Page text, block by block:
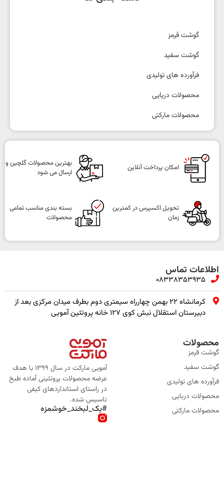
گوشت قرمز
گوشت سفید
فرآورده های تولیدی
محصولات دریایی
محصولات مارکتی
امکان پرداخت آنلاین
بهترین محصولات گلچین و
ارسال می شود
تحویل اکسپرس در کمترین
زمان
بسته بندی مناسب تمامی
محصولات
اطلاعات تماس
08338353935
کرمانشاه ۲۲ بهمن چهارراه سیمتری دوم بطرف میدان مرکزی بعد از
دبیرستان استقلال نبش کوی ۱۲۷ خانه پروتئین آمویی
محصولات
گوشت قرمز
گوشت سفید
فرآورده های تولیدی
محصولات دریایی
محصولات مارکتی
آمویی مارکت در سال 1399 با هدف
عرضه محصولات پروتئینی آماده طبخ
در راستای استانداردهای کیفی
تاسیس شده.
#یک_لبخند_خوشمزه